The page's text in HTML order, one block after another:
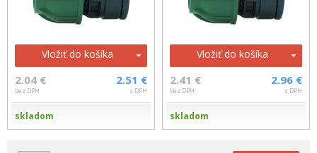
Vložiť do košíka
2.04 €
bez DPH
2.51 €
s DPH
skladom
Vložiť do košíka
2.41 €
bez DPH
2.96 €
s DPH
skladom